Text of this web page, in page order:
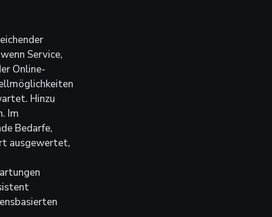
Service,
Online-
Hinzu
Im
Bedarfe,
ausgewertet,